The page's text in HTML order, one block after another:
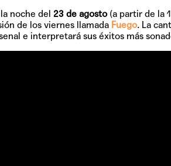
noche del 23 de agosto(a partir de la
de los viernes llamada Fuego. La
e interpretará sus éxitos más